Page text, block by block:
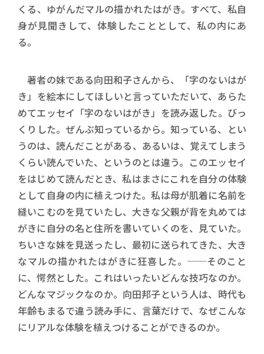
くる、ゆがんだマルの描かれたはがき。すべて、私自
身が見聞きして、体験したこととして、私の内にあ
る。
著者の妹である向田和子さんから、「字のないはが
き」を絵本にしてほしいと言っていただいて、あらた
めてエッセイ「字のないはがき」を読み返した。びっ
くりした。ぜんぶ知っているから。知っている、とい
うのは、読んだことがある、あるいは、覚えてしまう
くらい読んでいた、というのとは違う。このエッセイ
をはじめて読んだとき、私はまさにこれを自分の体験
として自身の内に植えつけた。私は母が肌着に名前を
縫いこむのを見ていたし、大きな父親が背を丸めては
がきに自分の名と住所を書いていくのを、見ていた。
ちいさな妹を見送ったし、最初に送られてきた、大き
なマルの描かれたはがきに狂喜した。──そのこと
に、愕然とした。これはいったいどんな技巧なのか。
どんなマジックなのか。向田邦子という人は、時代も
年齢もまるで違う読み手に、言葉だけで、なぜこんな
にリアルな体験を植えつけることができるのか。